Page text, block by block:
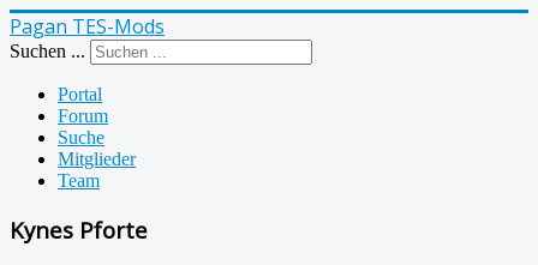
Pagan TES-Mods
Suchen ...
Portal
Forum
Suche
Mitglieder
Team
Kynes Pforte